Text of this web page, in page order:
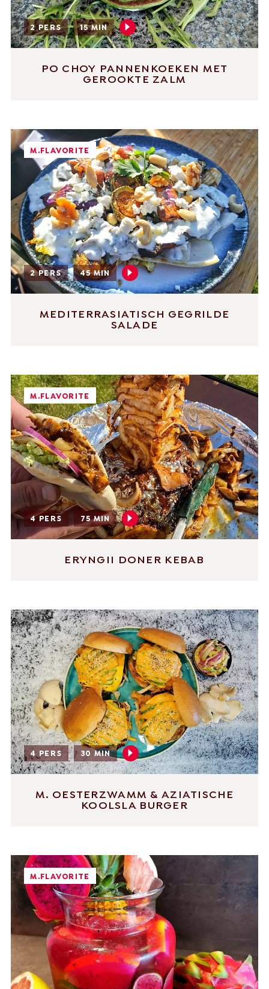
2 PERS 15 MIN
PO CHOY PANNENKOEKEN MET
GEROOKTE ZALM
M.FLAVORITE
2 PERS 45 MIN
MEDITERRASIATISCH GEGRILDE
SALADE
M.FLAVORITE
4 PERS 75 MIN
ERYNGII DONER KEBAB
4 PERS 30 MIN
M. OESTERZWAMM & AZIATISCHE
KOOLSLA BURGER
M.FLAVORITE